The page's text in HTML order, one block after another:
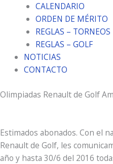
CALENDARIO
ORDEN DE MÉRITO
REGLAS – TORNEOS
REGLAS – GOLF
NOTICIAS
CONTACTO
Olimpiadas Renault de Golf
Estimados abonados. Con el
Renault de Golf, les
año y hasta 30/6 del 2016